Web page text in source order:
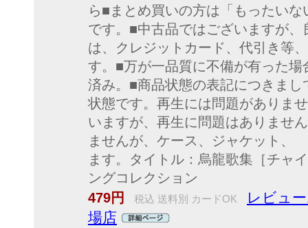
ら■まとめ買いの方は「もったい
です。■中古品ではございますが
は、クレジットカード、代引き等
す。■万が一品質に不備が有った
済み。■商品状態の表記につきま
状態です。再生には問題があり
いますが、再生に問題はありま
ませんが、ケース、ジャケット
ます。タイトル：烏龍歌集［チャ
ングコレクション
479円
税込 送料別 カードOK
レビュ
場店